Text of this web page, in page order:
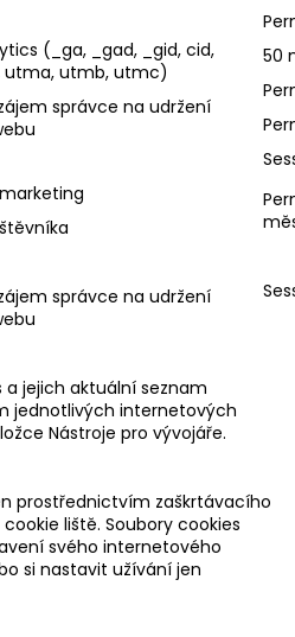
(_ga, _gad, _gid, cid,
utma, utmb, utmc)
správce na udržení
50
správce na udržení
jejich aktuální seznam
jednotlivých internetových
Nástroje pro vývojáře.
prostřednictvím zaškrtávacího
liště. Soubory cookies
svého internetového
si nastavit užívání jen